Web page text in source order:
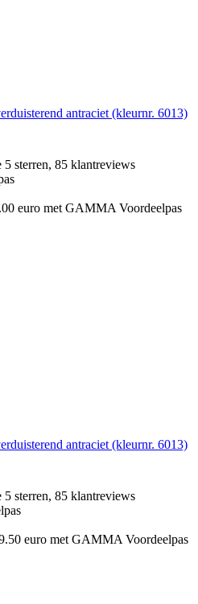
antraciet (kleurnr. 6013)
sterren, 85 klantreviews
euro met GAMMA Voordeelpas
antraciet (kleurnr. 6013)
sterren, 85 klantreviews
euro met GAMMA Voordeelpas